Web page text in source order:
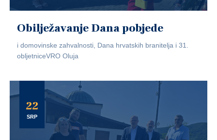
Obilježavanje Dana pobjede
i domovinske zahvalnosti, Dana hrvatskih branitelja i 31.
obljetniceVRO Oluja
22
SRP